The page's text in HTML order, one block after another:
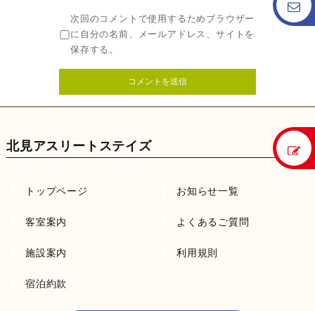
次回のコメントで使用するためブラウザー
に自分の名前、メールアドレス、サイトを
保存する。
北見アスリートステイズ
トップページ お知らせ一覧
客室案内 よくあるご質問
施設案内 利用規則
宿泊約款